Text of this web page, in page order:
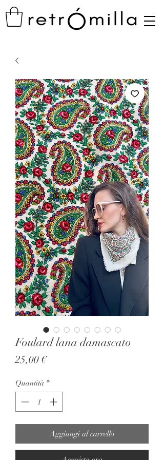
Foulard lana damascato
25,00 €Prezzo
Quantità *
Aggiungi al carrello